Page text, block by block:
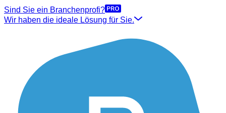
Sind Sie ein Branchenprofi?
Wir haben die ideale Lösung für Sie.